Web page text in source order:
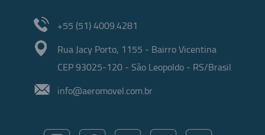
+55 (51) 4009.4281
Rua Jacy Porto, 1155 - Bairro Vicentina
CEP 93025-120 - São Leopoldo - RS/Brasil
info@aeromovel.com.br